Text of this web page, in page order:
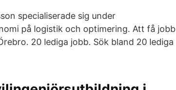
specialiserade sig under
på logistik och optimering. Att få jobb
20 lediga jobb. Sök bland 20 lediga